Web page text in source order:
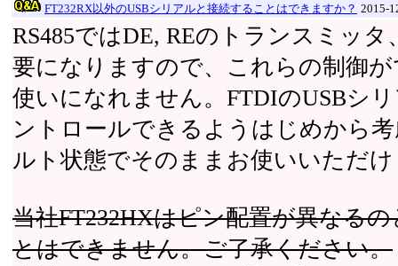
FT232RX以外のUSBシリアルと接続することはできますか？ 2015-
RS485ではDE, REのトランスミッ
要になりますので、これらの制御
使いになれません。FTDIのUSBシ
ントロールできるようはじめから
ルト状態でそのままお使いいただ
当社FT232HXはピン配置が異なる
とはできません。ご了承ください。